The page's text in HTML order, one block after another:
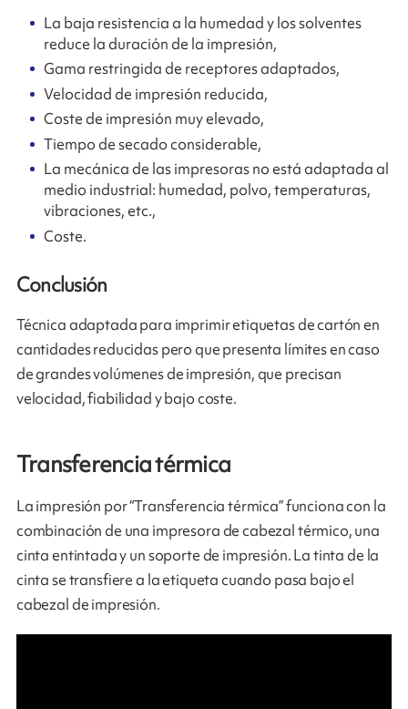
La baja resistencia a la humedad y los solventes
reduce la duración de la impresión,
Gama restringida de receptores adaptados,
Velocidad de impresión reducida,
Coste de impresión muy elevado,
Tiempo de secado considerable,
La mecánica de las impresoras no está adaptada al
medio industrial: humedad, polvo, temperaturas,
vibraciones, etc.,
Coste.
Conclusión
Técnica adaptada para imprimir etiquetas de cartón en
cantidades reducidas pero que presenta límites en caso
de grandes volúmenes de impresión, que precisan
velocidad, fiabilidad y bajo coste.
Transferencia térmica
La impresión por “Transferencia térmica” funciona con la
combinación de una impresora de cabezal térmico, una
cinta entintada y un soporte de impresión. La tinta de la
cinta se transfiere a la etiqueta cuando pasa bajo el
cabezal de impresión.